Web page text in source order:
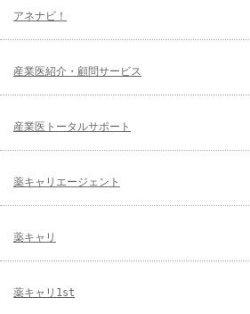
アネナビ！
産業医紹介・顧問サービス
産業医トータルサポート
薬キャリエージェント
薬キャリ
薬キャリ1st